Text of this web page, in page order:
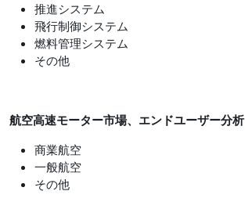
推進システム
飛行制御システム
燃料管理システム
その他
航空高速モーター市場、エンドユーザー分析
商業航空
一般航空
その他